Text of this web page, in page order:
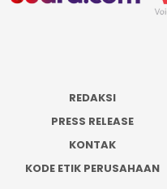
REDAKSI
PRESS RELEASE
KONTAK
KODE ETIK PERUSAHAAN